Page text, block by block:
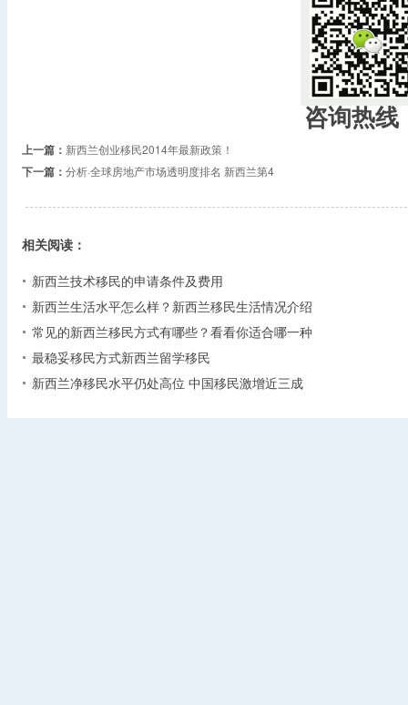
咨询热线
上一篇： 新西兰创业移民2014年最新政策！
下一篇： 分析·全球房地产市场透明度排名 新西兰第4
相关阅读：
新西兰技术移民的申请条件及费用
新西兰生活水平怎么样？新西兰移民生活情况介绍
常见的新西兰移民方式有哪些？看看你适合哪一种
最稳妥移民方式新西兰留学移民
新西兰净移民水平仍处高位 中国移民激增近三成